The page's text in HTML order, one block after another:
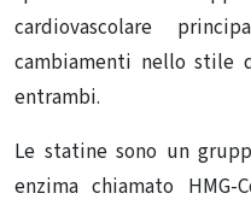
cardiovascolare
cambiamenti nello stile
entrambi.
Le statine sono un
enzima chiamato HMG-